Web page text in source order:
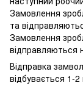
Замовлення
та
Замовлення
відправляються
Відправка
відбувається 1-